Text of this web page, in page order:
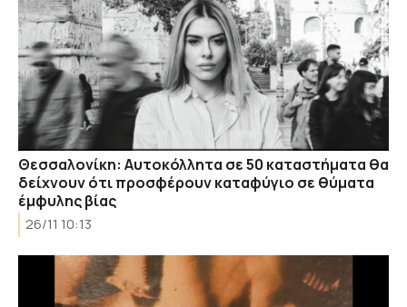
Θεσσαλονίκη: Αυτοκόλλητα σε 50 καταστήματα θα
δείχνουν ότι προσφέρουν καταφύγιο σε θύματα
έμφυλης βίας
26/11 10:13